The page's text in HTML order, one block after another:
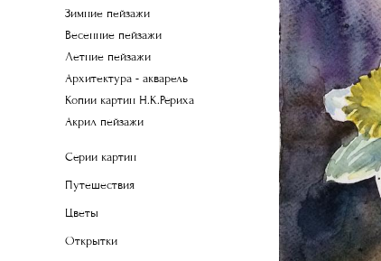
Зимние пейзажи
Весенние пейзажи
Летние пейзажи
Архитектура - акварель
Копии картин Н.К.Рериха
Акрил пейзажи
Серии картин
Путешествия
Цветы
Открытки